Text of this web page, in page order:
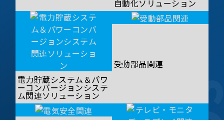
自動化ソリューション
電力貯蔵システム＆パワ
ーコンバージョンシステ
ム関連ソリューション
受動部品関連